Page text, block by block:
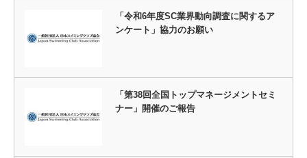
「令和6年度SC業界動向調査に関するア
ンケート」協力のお願い
「第38回全国トップマネージメントセミ
ナー」開催のご報告